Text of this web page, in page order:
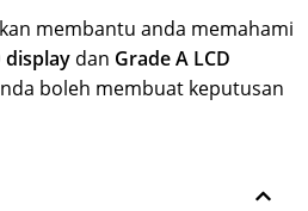
membantu anda memahami
display dan Grade A LCD
boleh membuat keputusan